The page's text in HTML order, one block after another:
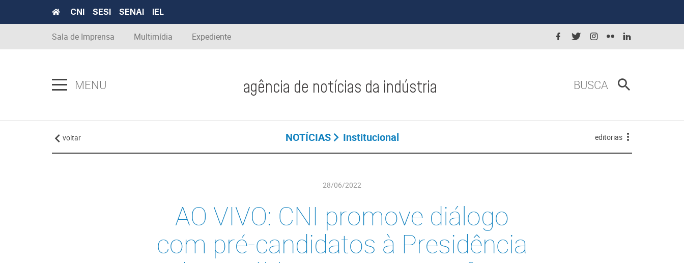
CNI SESI SENAI IEL
Sala de Imprensa Multimídia Expediente
MENU agência de notícias da indústria BUSCA
voltar NOTÍCIAS Institucional editorias
28/06/2022
AO VIVO: CNI promove diálogo
com pré-candidatos à Presidência